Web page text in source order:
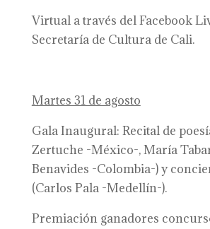
Virtual a través del Facebook
Secretaría de Cultura de Cali.
Martes 31 de agosto
Gala Inaugural: Recital de
Zertuche -México-, María
Benavides -Colombia-) y
(Carlos Pala -Medellín-).
Premiación ganadores